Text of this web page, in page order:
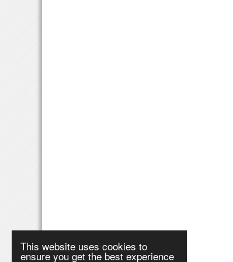
This website uses cookies to
ensure you get the best experience